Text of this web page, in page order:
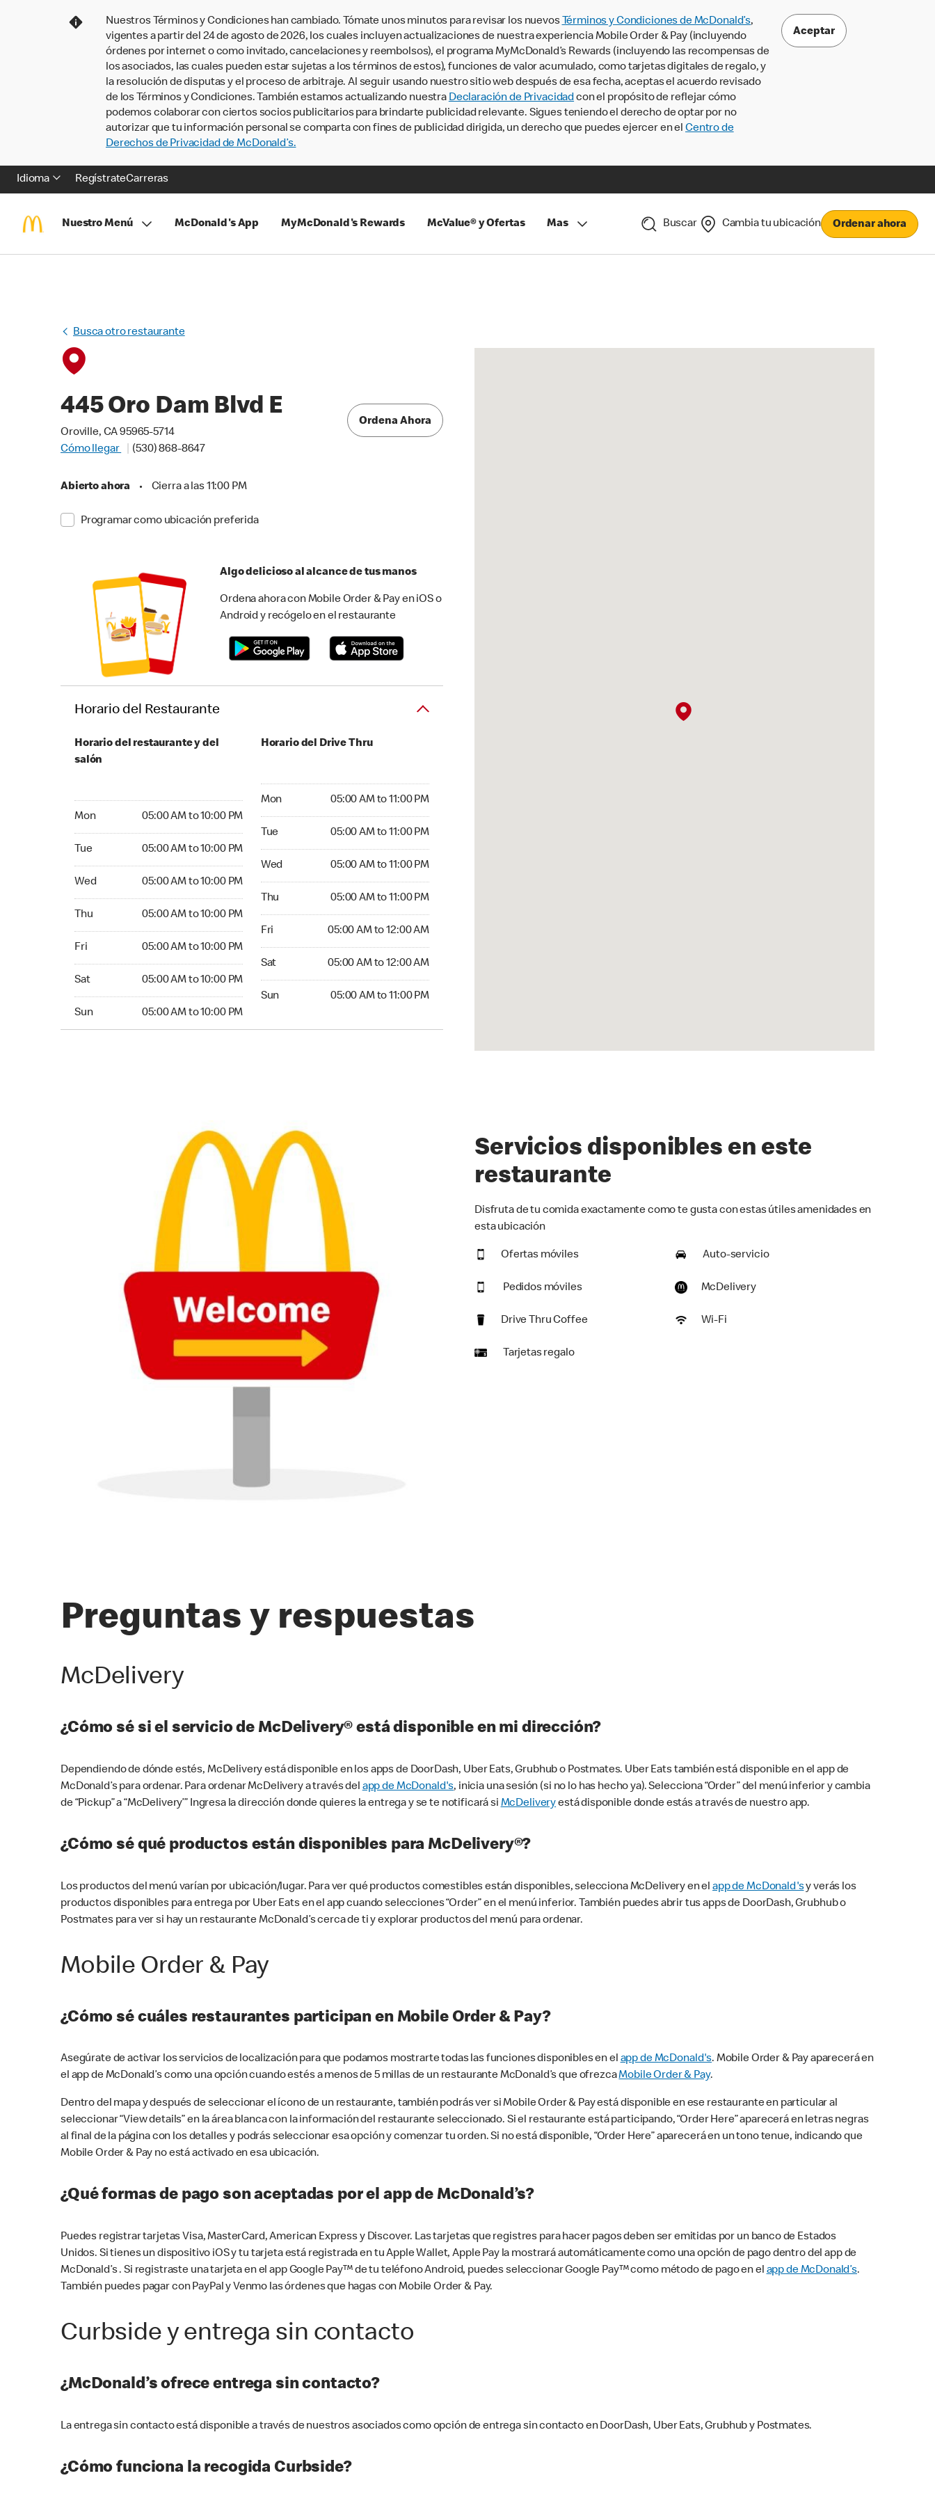
Nuestros Términos y Condiciones han cambiado. Tómate unos minutos para revisar los nuevos Términos y Condiciones de McDonald’s,
vigentes a partir del 24 de agosto de 2026, los cuales incluyen actualizaciones de nuestra experiencia Mobile Order & Pay (incluyendo
órdenes por internet o como invitado, cancelaciones y reembolsos), el programa MyMcDonald’s Rewards (incluyendo las recompensas de
los asociados, las cuales pueden estar sujetas a los términos de estos), funciones de valor acumulado, como tarjetas digitales de regalo, y
la resolución de disputas y el proceso de arbitraje. Al seguir usando nuestro sitio web después de esa fecha, aceptas el acuerdo revisado
de los Términos y Condiciones. También estamos actualizando nuestra Declaración de Privacidadcon el propósito de reflejar cómo
podemos colaborar con ciertos socios publicitarios para brindarte publicidad relevante. Sigues teniendo el derecho de optar por no
autorizar que tu información personal se comparta con fines de publicidad dirigida, un derecho que puedes ejercer en el Centro de
Derechos de Privacidad de McDonald’s.
Aceptar
Idioma RegístrateCarreras
Nuestro Menú McDonald's App MyMcDonald's Rewards McValue® y Ofertas Mas Buscar Cambia tu ubicación Ordenar ahora
Busca otro restaurante
445 Oro Dam Blvd E
Oroville, CA 95965-5714
Cómo llegar
(530) 868-8647
Abierto ahora • Cierra a las 11:00 PM
Programar como ubicación preferida
Ordena Ahora
Algo delicioso al alcance de tus manos
Ordena ahora con Mobile Order & Pay en iOS o
Android y recógelo en el restaurante
Horario del Restaurante
Horario del restaurante y del
salón
Mon 05:00 AM to 10:00 PM
Tue 05:00 AM to 10:00 PM
Wed 05:00 AM to 10:00 PM
Thu 05:00 AM to 10:00 PM
Fri 05:00 AM to 10:00 PM
Sat 05:00 AM to 10:00 PM
Sun 05:00 AM to 10:00 PM
Horario del Drive Thru
Mon 05:00 AM to 11:00 PM
Tue 05:00 AM to 11:00 PM
Wed 05:00 AM to 11:00 PM
Thu 05:00 AM to 11:00 PM
Fri 05:00 AM to 12:00 AM
Sat 05:00 AM to 12:00 AM
Sun 05:00 AM to 11:00 PM
Servicios disponibles en este
restaurante
Disfruta de tu comida exactamente como te gusta con estas útiles amenidades en
esta ubicación
Ofertas móviles Auto-servicio
Pedidos móviles McDelivery
Drive Thru Coffee Wi-Fi
Tarjetas regalo
Preguntas y respuestas
McDelivery
¿Cómo sé si el servicio de McDelivery® está disponible en mi dirección?
Dependiendo de dónde estés, McDelivery está disponible en los apps de DoorDash, Uber Eats, Grubhub o Postmates. Uber Eats también está disponible en el app de
McDonald’s para ordenar. Para ordenar McDelivery a través del app de McDonald's, inicia una sesión (si no lo has hecho ya). Selecciona “Order” del menú inferior y cambia
de “Pickup” a “McDelivery’” Ingresa la dirección donde quieres la entrega y se te notificará si McDeliveryestá disponible donde estás a través de nuestro app.
¿Cómo sé qué productos están disponibles para McDelivery®?
Los productos del menú varían por ubicación/lugar. Para ver qué productos comestibles están disponibles, selecciona McDelivery en elapp de McDonald'sy verás los
productos disponibles para entrega por Uber Eats en el app cuando selecciones “Order” en el menú inferior. También puedes abrir tus apps de DoorDash, Grubhub o
Postmates para ver si hay un restaurante McDonald’s cerca de ti y explorar productos del menú para ordenar.
Mobile Order & Pay
¿Cómo sé cuáles restaurantes participan en Mobile Order & Pay?
Asegúrate de activar los servicios de localización para que podamos mostrarte todas las funciones disponibles en elapp de McDonald's. Mobile Order & Pay aparecerá en
el app de McDonald’s como una opción cuando estés a menos de 5 millas de un restaurante McDonald’s que ofrezcaMobile Order & Pay.
Dentro del mapa y después de seleccionar el ícono de un restaurante, también podrás ver si Mobile Order & Pay está disponible en ese restaurante en particular al
seleccionar “View details” en la área blanca con la información del restaurante seleccionado. Si el restaurante está participando, “Order Here” aparecerá en letras negras
al final de la página con los detalles y podrás seleccionar esa opción y comenzar tu orden. Si no está disponible, “Order Here” aparecerá en un tono tenue, indicando que
Mobile Order & Pay no está activado en esa ubicación.
¿Qué formas de pago son aceptadas por el app de McDonald’s?
Puedes registrar tarjetas Visa, MasterCard, American Express y Discover. Las tarjetas que registres para hacer pagos deben ser emitidas por un banco de Estados
Unidos. Si tienes un dispositivo iOS y tu tarjeta está registrada en tu Apple Wallet, Apple Pay la mostrará automáticamente como una opción de pago dentro del app de
McDonald’s . Si registraste una tarjeta en el app Google Pay™ de tu teléfono Android, puedes seleccionar Google Pay™ como método de pago en elapp de McDonald’s.
También puedes pagar con PayPal y Venmo las órdenes que hagas con Mobile Order & Pay.
Curbside y entrega sin contacto
¿McDonald’s ofrece entrega sin contacto?
La entrega sin contacto está disponible a través de nuestros asociados como opción de entrega sin contacto en DoorDash, Uber Eats, Grubhub y Postmates.
¿Cómo funciona la recogida Curbside?